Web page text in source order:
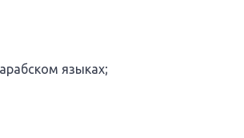
языках;